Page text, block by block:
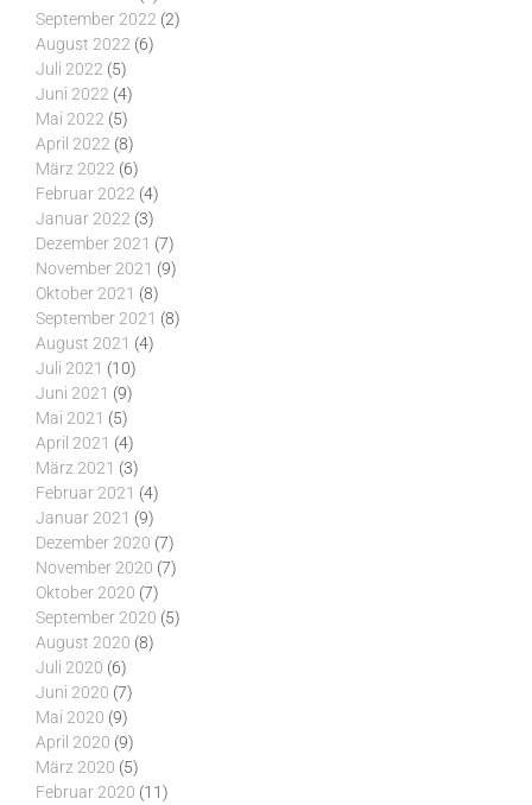
September 2022 (2)
August 2022 (6)
Juli 2022 (5)
Juni 2022 (4)
Mai 2022 (5)
April 2022 (8)
März 2022 (6)
Februar 2022 (4)
Januar 2022 (3)
Dezember 2021 (7)
November 2021 (9)
Oktober 2021 (8)
September 2021 (8)
August 2021 (4)
Juli 2021 (10)
Juni 2021 (9)
Mai 2021 (5)
April 2021 (4)
März 2021 (3)
Februar 2021 (4)
Januar 2021 (9)
Dezember 2020 (7)
November 2020 (7)
Oktober 2020 (7)
September 2020 (5)
August 2020 (8)
Juli 2020 (6)
Juni 2020 (7)
Mai 2020 (9)
April 2020 (9)
März 2020 (5)
Februar 2020 (11)